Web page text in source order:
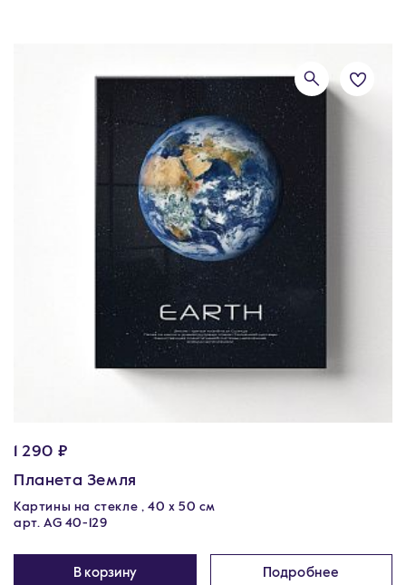
1 290 ₽
Планета Земля
Картины на стекле , 40 х 50 см
арт. AG 40-129
В корзину Подробнее